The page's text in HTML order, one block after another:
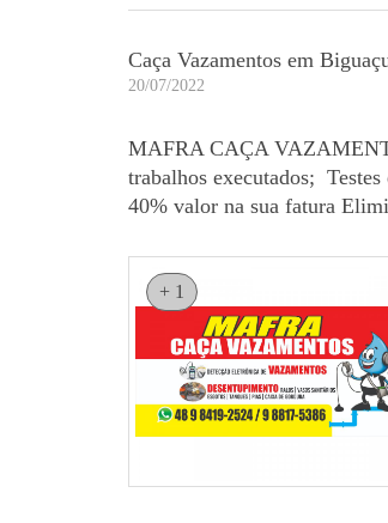
Caça Vazamentos em
20/07/2022
MAFRA CAÇA
trabalhos executados;
40% valor na sua fatura
+ 1